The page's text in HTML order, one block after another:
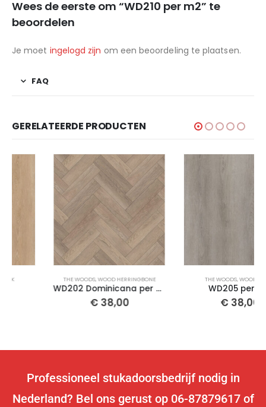
Wees de eerste om “WD210 per m2” te
beoordelen
Je moet ingelogd zijn om een beoordeling te plaatsen.
FAQ
GERELATEERDE PRODUCTEN
WOOD HERRINGBONE
WD202 Dominicana per m2
WOOD PLANK
WD205 per m2
Professioneel stukadoorsbedrijf nodig in
Nederland? Bel ons gerust op 06-87879617 of